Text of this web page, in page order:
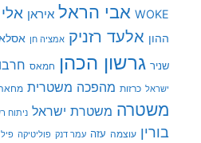
WOKE אבי הראל איראן
ההון אלעד רזניק אמציה חן
שניר גרשון הכהן חמאס
ישראל כרזות מהפכה משטרית
משטרה משטרת ישראל ניתוח
בורין עוצמה עזה עמר דנק פוליטיקה